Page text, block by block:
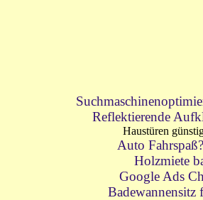
Reflektierende
Haustüren
Auto
Holzmiete
Google Ads
Badewannensitz